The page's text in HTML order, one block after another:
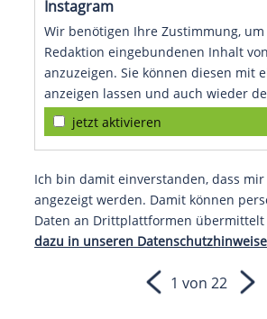
Instagram
Wir benötigen Ihre Zustimmung,
Redaktion eingebundenen Inhalt
anzuzeigen. Sie können diesen mit
anzeigen lassen und auch wieder
jetzt aktivieren
Ich bin damit einverstanden, dass
angezeigt werden. Damit können
Daten an Drittplattformen übermittelt
dazu in unseren
1 von 22